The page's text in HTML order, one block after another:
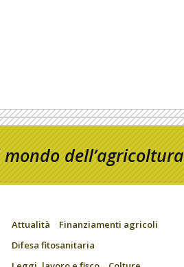
dell’agricoltura
Attualità
Finanziamenti agricoli
Difesa fitosanitaria